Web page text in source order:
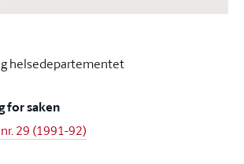
helsedepartementet
for saken
29 (1991-92)